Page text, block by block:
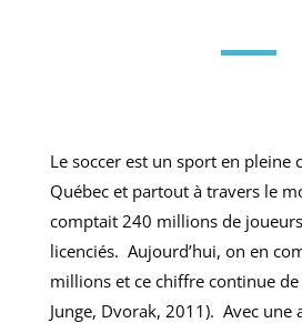
Le soccer est un sport en pleine
Québec et partout à travers le
comptait 240 millions de
licenciés. Aujourd’hui, on en
millions et ce chiffre continue
Junge, Dvorak, 2011). Avec une